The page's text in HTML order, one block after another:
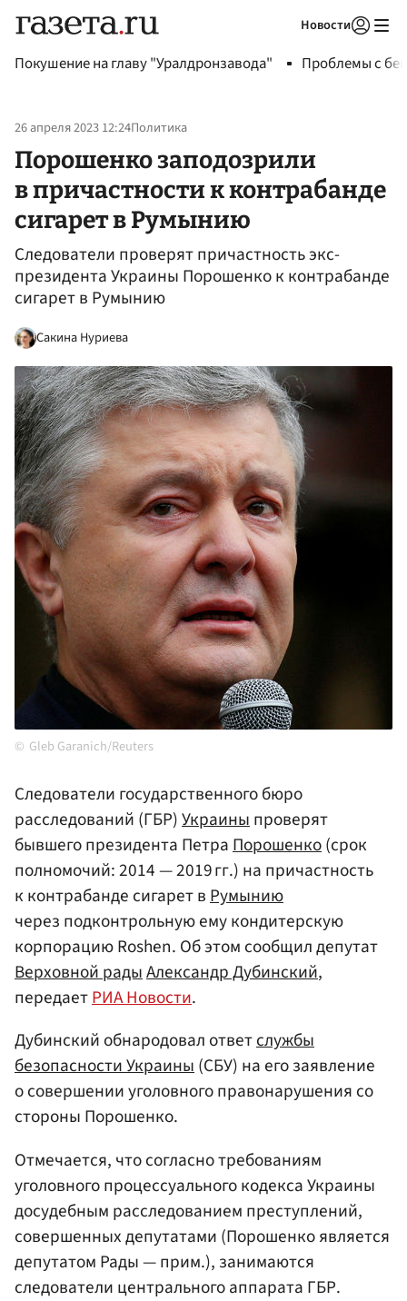
Новости
Покушение на главу "Уралдронзавода" Проблемы с
26 апреля 2023 12:24Политика
Порошенко заподозрили
в причастности к контрабанде
сигарет в Румынию
Следователи проверят причастность экс-
президента Украины Порошенко к контрабанде
сигарет в Румынию
Сакина Нуриева
Gleb Garanich/Reuters
Следователи государственного бюро
расследований (ГБР)Украиныпроверят
бывшего президента ПетраПорошенко(срок
полномочий: 2014 — 2019 гг.) на причастность
к контрабанде сигарет вРумынию
через подконтрольную ему кондитерскую
корпорацию Roshen. Об этом сообщил депутат
Верховной радыАлександр Дубинский,
передаетРИА Новости.
Дубинский обнародовал ответслужбы
безопасности Украины(СБУ) на его заявление
о совершении уголовного правонарушения со
стороны Порошенко.
Отмечается, что согласно требованиям
уголовного процессуального кодекса Украины
досудебным расследованием преступлений,
совершенных депутатами (Порошенко является
депутатом Рады — прим.), занимаются
следователи центрального аппарата ГБР.